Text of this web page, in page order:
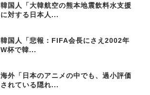
韓国人「大韓航空の熊本地震飲料水支援
に対する日本人...
韓国人「悲報：FIFA会長にさえ2002年
W杯で韓...
海外「日本のアニメの中でも、過小評価
されている隠れ...